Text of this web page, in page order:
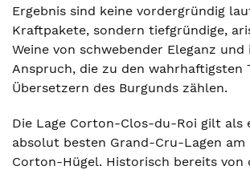
Ergebnis sind keine vordergründig
Kraftpakete, sondern tiefgründige,
Weine von schwebender Eleganz
Anspruch, die zu den wahrhaftigsten
Übersetzern des Burgunds zählen.
Die Lage Corton-Clos-du-Roi gilt als
absolut besten Grand-Cru-Lagen am
Corton-Hügel. Historisch bereits von